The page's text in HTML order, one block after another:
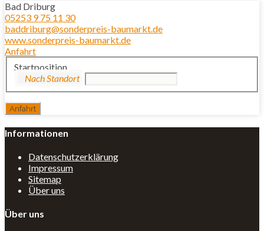
Bad Driburg
05253 9 75 11 30
baddriburg@sonderpreis-baumarkt.de
www.sonderpreis-baumarkt.de
Anfahrt
Startposition
Informationen
Datenschutzerklärung
Impressum
Sitemap
Über uns
Über uns